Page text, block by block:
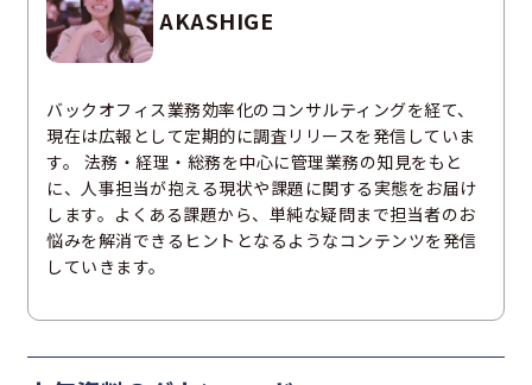
AKASHIGE
バックオフィス業務効率化のコンサルティングを経て、
現在は広報として定期的に調査リリースを発信していま
す。 法務・経理・総務を中心に管理業務の知見をもと
に、人事担当が抱える現状や課題に関する実態をお届け
します。よくある課題から、単純な疑問まで担当者のお
悩みを解消できるヒントとなるようなコンテンツを発信
していきます。